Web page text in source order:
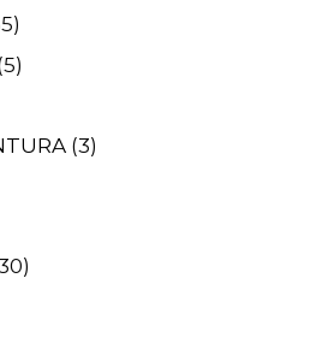
(3)